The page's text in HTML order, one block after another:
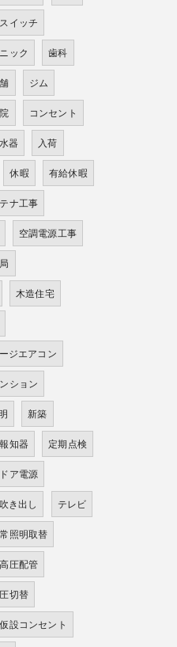
スイッチ
ック 歯科
ジム
コンセント
器 入荷
休暇 有給休暇
ナ工事
空調電源工事
木造住宅
ジエアコン
ション
新築
知器 定期点検
ア電源
き出し テレビ
照明取替
高圧配管
切替
仮設コンセント